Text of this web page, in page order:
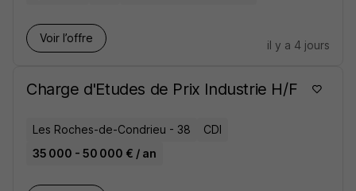
Voir l’offre
il y a 4 jours
Charge d'Etudes de Prix Industrie H/F
Les Roches-de-Condrieu - 38
CDI
35 000 - 50 000 € / an